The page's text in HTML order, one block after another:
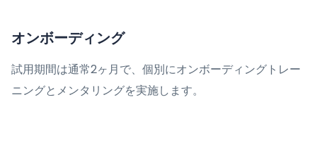
オンボーディング
試用期間は通常2ヶ月で、個別にオンボーディングトレー
ニングとメンタリングを実施します。